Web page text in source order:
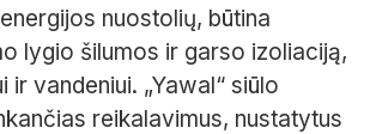
nuostolių, būtina
lygio šilumos ir garso izoliaciją,
ir vandeniui. „Yawal“ siūlo
reikalavimus, nustatytus